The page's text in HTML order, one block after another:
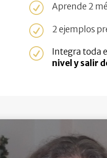
R Aprende 2
R 2 ejemplos
R Integra toda
nivel y salir